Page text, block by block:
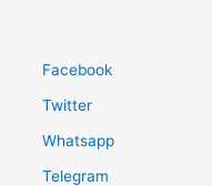
Facebook
Twitter
Whatsapp
Telegram